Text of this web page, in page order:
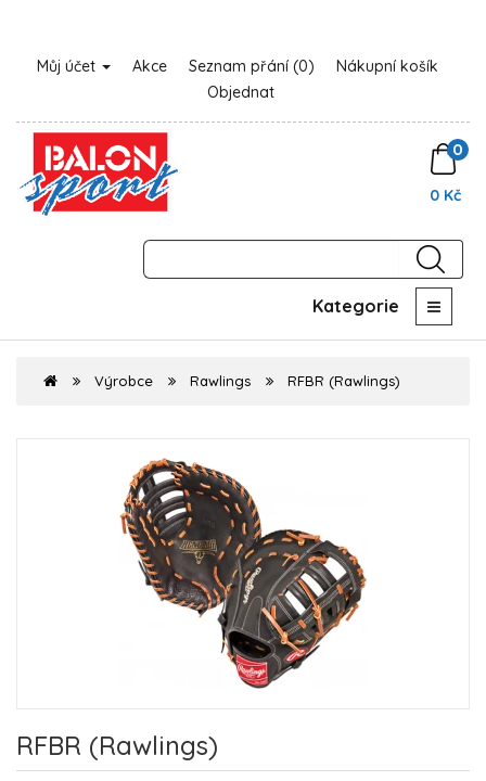
Můj účet Akce Seznam přání (0)
Nákupní košík
Objednat
0
0 Kč
Kategorie
Výrobce Rawlings RFBR (Rawlings)
RFBR (Rawlings)